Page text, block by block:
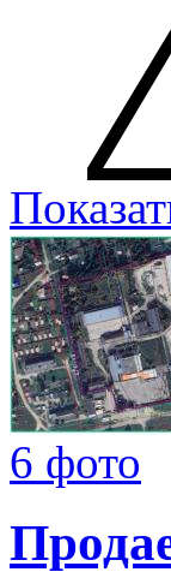
6 фото